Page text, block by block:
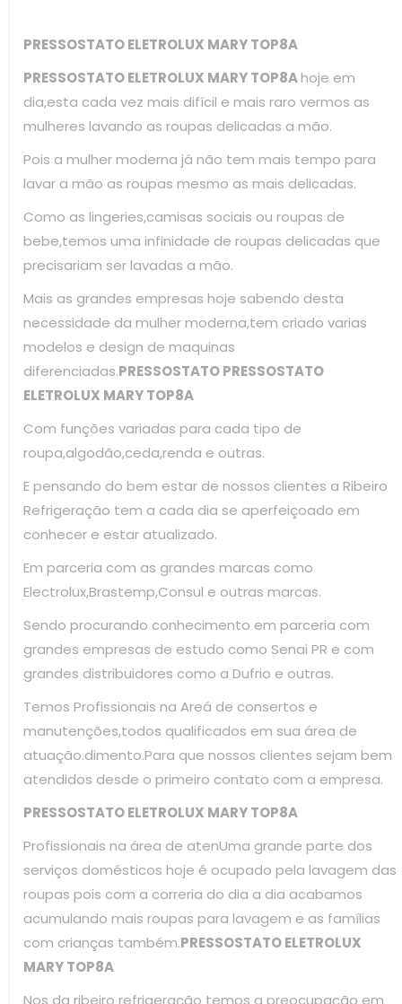
PRESSOSTATO ELETROLUX MARY TOP8A
PRESSOSTATO ELETROLUX MARY TOP8Ahoje em
dia,esta cada vez mais difícil e mais raro vermos as
mulheres lavando as roupas delicadas a mão.
Pois a mulher moderna já não tem mais tempo para
lavar a mão as roupas mesmo as mais delicadas.
Como as lingeries,camisas sociais ou roupas de
bebe,temos uma infinidade de roupas delicadas que
precisariam ser lavadas a mão.
Mais as grandes empresas hoje sabendo desta
necessidade da mulher moderna,tem criado varias
modelos e design de maquinas
diferenciadas.PRESSOSTATO PRESSOSTATO
ELETROLUX MARY TOP8A
Com funções variadas para cada tipo de
roupa,algodão,ceda,renda e outras.
E pensando do bem estar de nossos clientes a Ribeiro
Refrigeração tem a cada dia se aperfeiçoado em
conhecer e estar atualizado.
Em parceria com as grandes marcas como
Electrolux,Brastemp,Consul e outras marcas.
Sendo procurando conhecimento em parceria com
grandes empresas de estudo como Senai PR e com
grandes distribuidores como a Dufrio e outras.
Temos Profissionais na Areá de consertos e
manutenções,todos qualificados em sua área de
atuação.dimento.Para que nossos clientes sejam bem
atendidos desde o primeiro contato com a empresa.
PRESSOSTATO ELETROLUX MARY TOP8A
Profissionais na área de atenUma grande parte dos
serviços domésticos hoje é ocupado pela lavagem das
roupas pois com a correria do dia a dia acabamos
acumulando mais roupas para lavagem e as famílias
com crianças também.PRESSOSTATO ELETROLUX
MARY TOP8A
Nos da ribeiro refrigeração temos a preocupação em